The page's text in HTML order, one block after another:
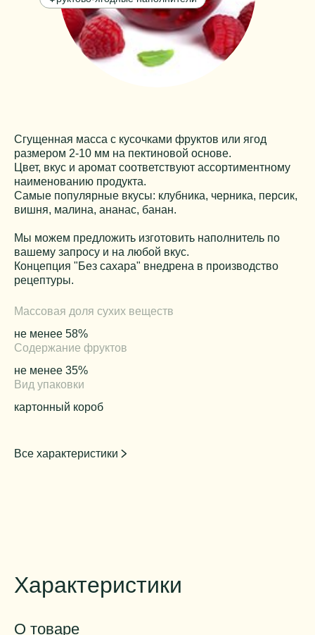
Сгущенная масса с кусочками фруктов или ягод
размером 2-10 мм на пектиновой основе.
Цвет, вкус и аромат соответствуют ассортиментному
наименованию продукта.
Самые популярные вкусы: клубника, черника, персик,
вишня, малина, ананас, банан.
Мы можем предложить изготовить наполнитель по
вашему запросу и на любой вкус.
Концепция "Без сахара" внедрена в производство
рецептуры.
Массовая доля сухих веществ
не менее 58%
Содержание фруктов
не менее 35%
Вид упаковки
картонный короб
Все характеристики
Характеристики
О товаре